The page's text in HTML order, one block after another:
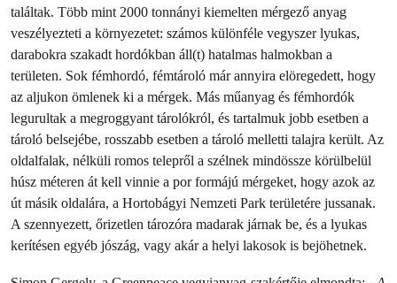
találtak. Több mint 2000 tonnányi kiemelten mérgező anyag
veszélyezteti a környezetet: számos különféle vegyszer lyukas,
darabokra szakadt hordókban áll(t) hatalmas halmokban a
területen. Sok fémhordó, fémtároló már annyira elöregedett, hogy
az aljukon ömlenek ki a mérgek. Más műanyag és fémhordók
legurultak a megroggyant tárolókról, és tartalmuk jobb esetben a
tároló belsejébe, rosszabb esetben a tároló melletti talajra került. Az
oldalfalak, nélküli romos telepről a szélnek mindössze körülbelül
húsz méteren át kell vinnie a por formájú mérgeket, hogy azok az
út másik oldalára, a Hortobágyi Nemzeti Park területére jussanak.
A szennyezett, őrizetlen tározóra madarak járnak be, és a lyukas
kerítésen egyéb jószág, vagy akár a helyi lakosok is bejöhetnek.